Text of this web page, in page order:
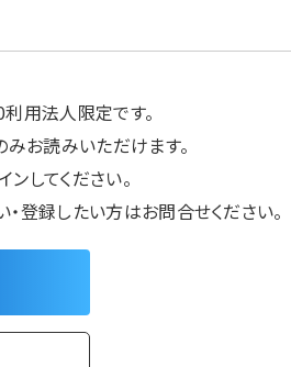
用法人限定です。
お読みいただけます。
してください。
登録したい方はお問合せください。